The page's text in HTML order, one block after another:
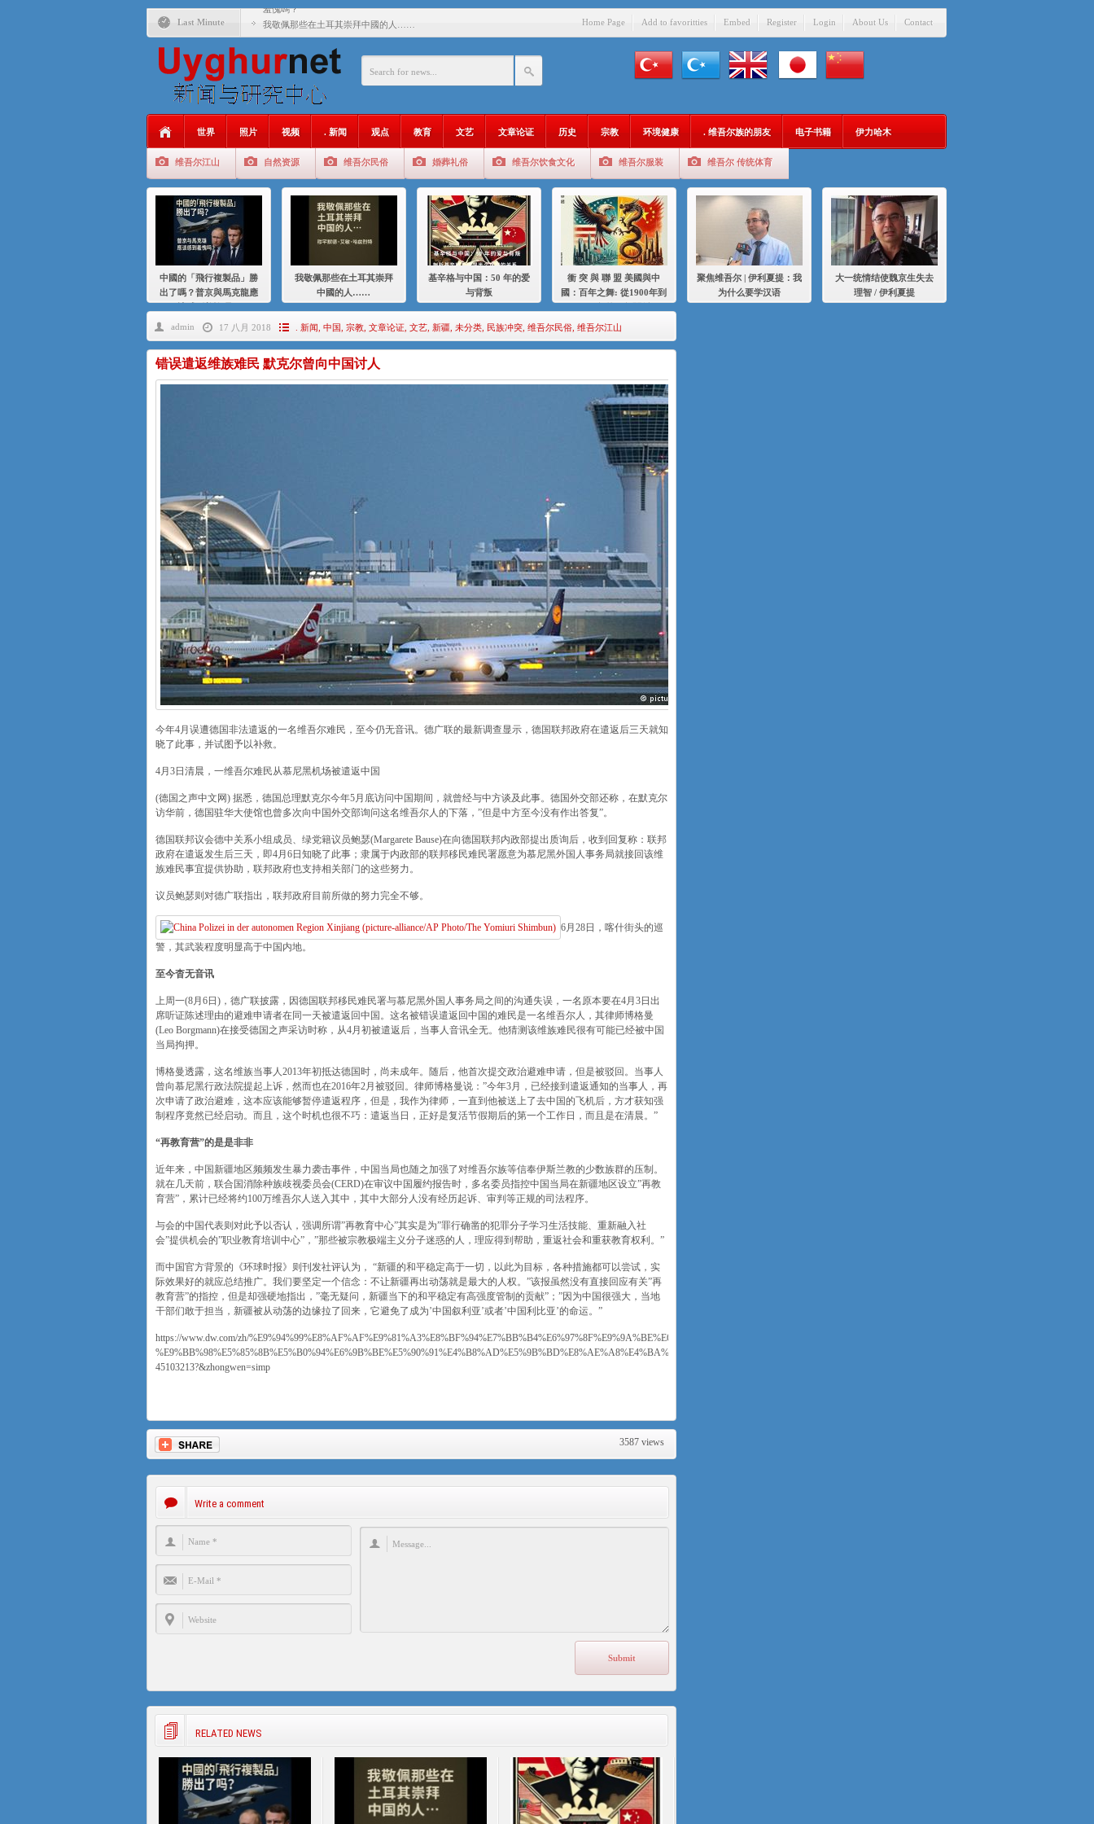
Last Minute
羞愧嗎？
我敬佩那些在土耳其崇拜中國的人……
基辛格与中国：50 年的爱与背叛
年的百年關係
大一统情结使魏京生失去理智 / 伊利夏提
伊利夏提：在自责与内疚中的挣扎
伊利夏提：消失在集中营的红衣女孩
伊利夏提：维吾尔种族灭绝
Home Page Add to favoritties Embed Register Login About Us Contact
世界 照片 视频 . 新闻 观点 教育 文艺 文章论证 历史 宗教 环境健康 . 维吾尔族的朋友 电子书籍 伊力哈木
维吾尔江山 自然资源 维吾尔民俗 婚葬礼俗 维吾尔饮食文化 维吾尔服装 维吾尔 传统体育
中國的「飛行複製品」勝
出了嗎？普京與馬克龍應
我敬佩那些在土耳其崇拜
中國的人……
基辛格与中国：50 年的爱
与背叛
衝 突 與 聯 盟 美國與中
國：百年之舞: 從1900年到
聚焦维吾尔 | 伊利夏提：我
为什么要学汉语
大一统情结使魏京生失去
理智 / 伊利夏提
admin 17 八月 2018 . 新闻 中国 宗教, 文章论证, 文艺, 新疆, 未分类, 民族冲突, 维吾尔民俗, 维吾尔江山
错误遣返维族难民 默克尔曾向中国讨人
今年4月误遭德国非法遣返的一名维吾尔难民，至今仍无音讯。德广联的最新调查显示，德国联邦政府在遣返后三天就知
晓了此事，并试图予以补救。
4月3日清晨，一维吾尔难民从慕尼黑机场被遣返中国
(德国之声中文网) 据悉，德国总理默克尔今年5月底访问中国期间，就曾经与中方谈及此事。德国外交部还称，在默克尔
访华前，德国驻华大使馆也曾多次向中国外交部询问这名维吾尔人的下落，”但是中方至今没有作出答复”。
德国联邦议会德中关系小组成员、绿党籍议员鲍瑟(Margarete Bause)在向德国联邦内政部提出质询后，收到回复称：联邦
政府在遣返发生后三天，即4月6日知晓了此事；隶属于内政部的联邦移民难民署愿意为慕尼黑外国人事务局就接回该维
族难民事宜提供协助，联邦政府也支持相关部门的这些努力。
议员鲍瑟则对德广联指出，联邦政府目前所做的努力完全不够。
6月28日，喀什街头的巡
警，其武装程度明显高于中国内地。
至今杳无音讯
上周一(8月6日)，德广联披露，因德国联邦移民难民署与慕尼黑外国人事务局之间的沟通失误，一名原本要在4月3日出
席听证陈述理由的避难申请者在同一天被遣返回中国。这名被错误遣返回中国的难民是一名维吾尔人，其律师博格曼
(Leo Borgmann)在接受德国之声采访时称，从4月初被遣返后，当事人音讯全无。他猜测该维族难民很有可能已经被中国
当局拘押。
博格曼透露，这名维族当事人2013年初抵达德国时，尚未成年。随后，他首次提交政治避难申请，但是被驳回。当事人
曾向慕尼黑行政法院提起上诉，然而也在2016年2月被驳回。律师博格曼说：”今年3月，已经接到遣返通知的当事人，再
次申请了政治避难，这本应该能够暂停遣返程序，但是，我作为律师，一直到他被送上了去中国的飞机后，方才获知强
制程序竟然已经启动。而且，这个时机也很不巧：遣返当日，正好是复活节假期后的第一个工作日，而且是在清晨。”
“再教育营”的是是非非
近年来，中国新疆地区频频发生暴力袭击事件，中国当局也随之加强了对维吾尔族等信奉伊斯兰教的少数族群的压制。
就在几天前，联合国消除种族歧视委员会(CERD)在审议中国履约报告时，多名委员指控中国当局在新疆地区设立”再教
育营”，累计已经将约100万维吾尔人送入其中，其中大部分人没有经历起诉、审判等正规的司法程序。
与会的中国代表则对此予以否认，强调所谓”再教育中心”其实是为”罪行确凿的犯罪分子学习生活技能、重新融入社
会”提供机会的”职业教育培训中心”，”那些被宗教极端主义分子迷惑的人，理应得到帮助，重返社会和重获教育权利。”
而中国官方背景的《环球时报》则刊发社评认为， “新疆的和平稳定高于一切，以此为目标，各种措施都可以尝试，实
际效果好的就应总结推广。我们要坚定一个信念：不让新疆再出动荡就是最大的人权。”该报虽然没有直接回应有关”再
教育营”的指控，但是却强硬地指出，”毫无疑问，新疆当下的和平稳定有高强度管制的贡献”；”因为中国很强大，当地
干部们敢于担当，新疆被从动荡的边缘拉了回来，它避免了成为’中国叙利亚’或者’中国利比亚’的命运。”
https://www.dw.com/zh/%E9%94%99%E8%AF%AF%E9%81%A3%E8%BF%94%E7%BB%B4%E6%97%8F%E9%9A%BE%E6%B0%91-
%E9%BB%98%E5%85%8B%E5%B0%94%E6%9B%BE%E5%90%91%E4%B8%AD%E5%9B%BD%E8%AE%A8%E4%BA%BA/a-
45103213?&zhongwen=simp
3587 views
Write a comment
RELATED NEWS